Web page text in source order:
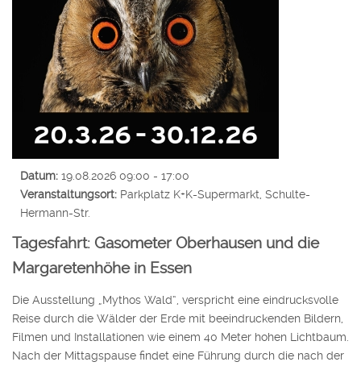
Datum: 19.08.2026 09:00 - 17:00
Veranstaltungsort: Parkplatz K+K-Supermarkt, Schulte-
Hermann-Str.
Tagesfahrt: Gasometer Oberhausen und die
Margaretenhöhe in Essen
Die Ausstellung „Mythos Wald“, verspricht eine eindrucksvolle
Reise durch die Wälder der Erde mit beeindruckenden Bildern,
Filmen und Installationen wie einem 40 Meter hohen Lichtbaum.
Nach der Mittagspause findet eine Führung durch die nach der